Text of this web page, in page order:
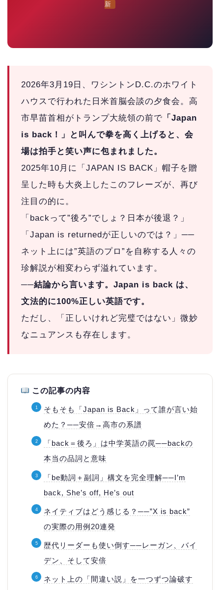
新
2026年3月19日、ワシントンD.C.のホワイト
ハウスで行われた日米首脳会談の夕食会。高
市早苗首相がトランプ大統領の前で 「Japan
is back！」と叫んで拳を高く上げると、会
場は拍手と笑い声に包まれました。
2025年10月に「JAPAN IS BACK」帽子を贈
呈した時も大炎上したこのフレーズが、再び
注目の的に。
「backって”後ろ”でしょ？日本が後退？」
「Japan is returnedが正しいのでは？」──
ネット上には”英語のプロ”を自称する人々の
珍解説が相変わらず溢れています。
──結論から言います。Japan is back は、
文法的に100%正しい英語です。
ただし、「正しいけれど完璧ではない」微妙
なニュアンスも存在します。
この記事の内容
そもそも「Japan is Back」って誰が言い始
めた？──安倍→高市の系譜
「back＝後ろ」は中学英語の罠──backの
本当の品詞と意味
「be動詞＋副詞」構文を完全理解──I’m
back, She’s off, He’s out
ネイティブはどう感じる？──”X is back”
の実際の用例20連発
歴代リーダーも使い倒す──レーガン、バイ
デン、そして安倍
ネット上の「間違い説」を一つずつ論破す